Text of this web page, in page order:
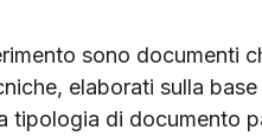
sono documenti
elaborati sulla
tipologia di documento